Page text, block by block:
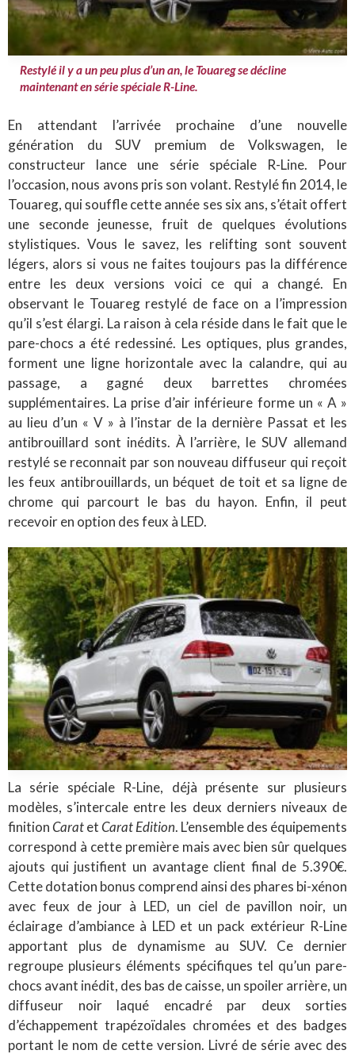
Restylé il y a un peu plus d’un an, le Touareg se décline
maintenant en série spéciale R-Line.
En attendant l’arrivée prochaine d’une nouvelle
génération du SUV premium de Volkswagen, le
constructeur lance une série spéciale R-Line. Pour
l’occasion, nous avons pris son volant. Restylé fin 2014, le
Touareg, qui souffle cette année ses six ans, s’était offert
une seconde jeunesse, fruit de quelques évolutions
stylistiques. Vous le savez, les relifting sont souvent
légers, alors si vous ne faites toujours pas la différence
entre les deux versions voici ce qui a changé. En
observant le Touareg restylé de face on a l’impression
qu’il s’est élargi. La raison à cela réside dans le fait que le
pare-chocs a été redessiné. Les optiques, plus grandes,
forment une ligne horizontale avec la calandre, qui au
passage, a gagné deux barrettes chromées
supplémentaires. La prise d’air inférieure forme un « A »
au lieu d’un « V » à l’instar de la dernière Passat et les
antibrouillard sont inédits. À l’arrière, le SUV allemand
restylé se reconnait par son nouveau diffuseur qui reçoit
les feux antibrouillards, un béquet de toit et sa ligne de
chrome qui parcourt le bas du hayon. Enfin, il peut
recevoir en option des feux à LED.
La série spéciale R-Line, déjà présente sur plusieurs
modèles, s’intercale entre les deux derniers niveaux de
finitionCaratetCarat Edition. L’ensemble des équipements
correspond à cette première mais avec bien sûr quelques
ajouts qui justifient un avantage client final de 5.390€.
Cette dotation bonus comprend ainsi des phares bi-xénon
avec feux de jour à LED, un ciel de pavillon noir, un
éclairage d’ambiance à LED et un pack extérieur R-Line
apportant plus de dynamisme au SUV. Ce dernier
regroupe plusieurs éléments spécifiques tel qu’un pare-
chocs avant inédit, des bas de caisse, un spoiler arrière, un
diffuseur noir laqué encadré par deux sorties
d’échappement trapézoïdales chromées et des badges
portant le nom de cette version. Livré de série avec des